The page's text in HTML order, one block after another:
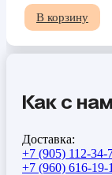
В корзину
Как с
Доставка:
+7 (905) 112-34-
+7 (960) 616-19-